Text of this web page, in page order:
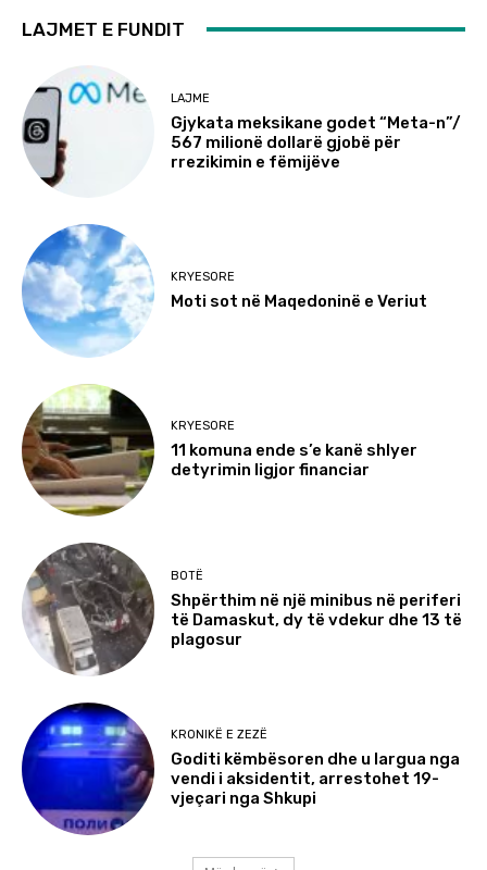
LAJMET E FUNDIT
LAJME
Gjykata meksikane godet “Meta-n”/
567 milionë dollarë gjobë për
rrezikimin e fëmijëve
KRYESORE
Moti sot në Maqedoninë e Veriut
KRYESORE
11 komuna ende s’e kanë shlyer
detyrimin ligjor financiar
BOTË
Shpërthim në një minibus në periferi
të Damaskut, dy të vdekur dhe 13 të
plagosur
KRONIKË E ZEZË
Goditi këmbësoren dhe u largua nga
vendi i aksidentit, arrestohet 19-
vjeçari nga Shkupi